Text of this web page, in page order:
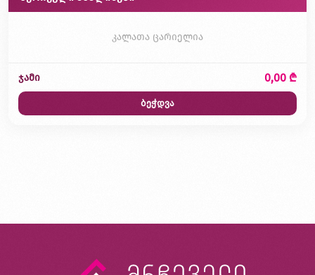
კალათა ცარიელია
ჯამი 0,00 ₾
ბეჭდვა